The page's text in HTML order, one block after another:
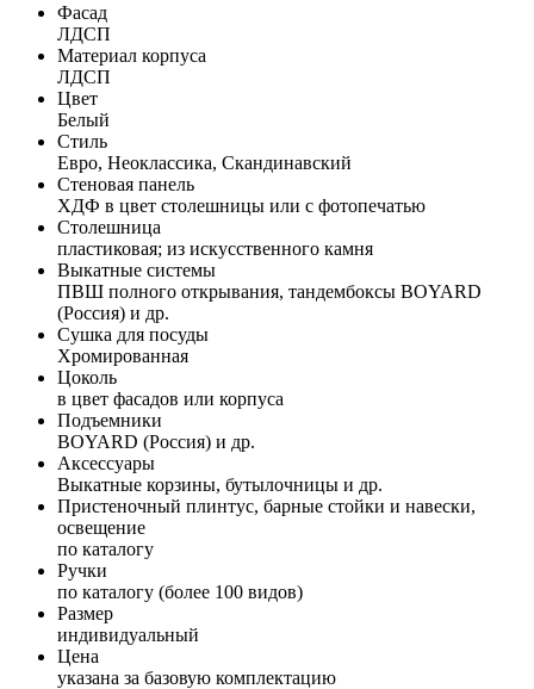
Фасад
ЛДСП
Материал корпуса
ЛДСП
Цвет
Белый
Стиль
Евро, Неоклассика, Скандинавский
Стеновая панель
ХДФ в цвет столешницы или с фотопечатью
Столешница
пластиковая; из искусственного камня
Выкатные системы
ПВШ полного открывания, тандембоксы BOYARD
(Россия) и др.
Сушка для посуды
Хромированная
Цоколь
в цвет фасадов или корпуса
Подъемники
BOYARD (Россия) и др.
Аксессуары
Выкатные корзины, бутылочницы и др.
Пристеночный плинтус, барные стойки и навески,
освещение
по каталогу
Ручки
по каталогу (более 100 видов)
Размер
индивидуальный
Цена
указана за базовую комплектацию